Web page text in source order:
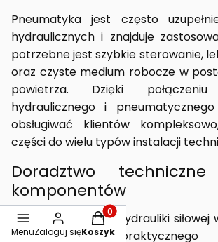
Pneumatyka jest często
hydraulicznych i znajduje
potrzebne jest szybkie sterowanie,
oraz czyste medium robocze w
powietrza. Dzięki połączeniu
hydraulicznego i
obsługiwać klientów
części do wielu typów instalacji
Doradztwo
komponentów
Dobór elementów hydrauliki siłowej
technicznej i praktycznego
MenuZaloguj się
Produkty w koszyku: 0.
Koszyk